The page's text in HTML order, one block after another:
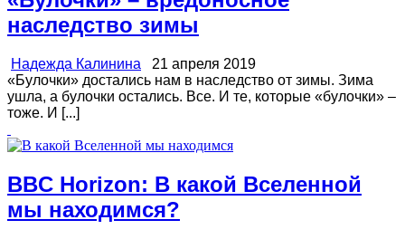
наследство зимы
Надежда Калинина 21 апреля 2019
«Булочки» достались нам в наследство от зимы. Зима
ушла, а булочки остались. Все. И те, которые «булочки» –
тоже. И [...]
BBC Horizon: В какой Вселенной
мы находимся?